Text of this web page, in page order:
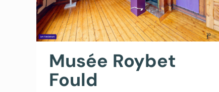
Musée Roybet
Fould